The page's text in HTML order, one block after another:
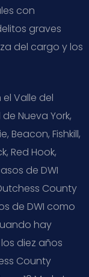
con
graves
del cargo y los
Valle del
Nueva York,
Beacon, Fishkill,
Red Hook,
de DWI
County
de DWI como
hay
diez años
County